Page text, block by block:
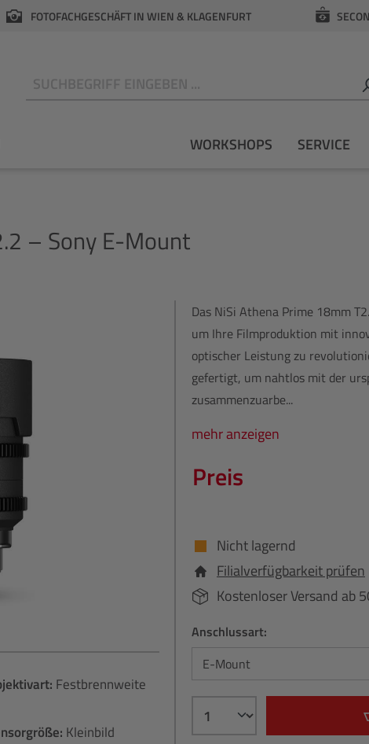
FOTOFACHGESCHÄFT IN WIEN & KLAGENFURT
WORKSHOPS SERVICE
– Sony E-Mount
Festbrennweite
Kleinbild
Das NiSi Athena Prime 18mm
um Ihre Filmproduktion mit
optischer Leistung zu
gefertigt, um nahtlos mit der
zusammenzuarbe...
mehr anzeigen
Preis
Nicht lagernd
Filialverfügbarkeit prüfen
Kostenloser Versand ab
Anschlussart: